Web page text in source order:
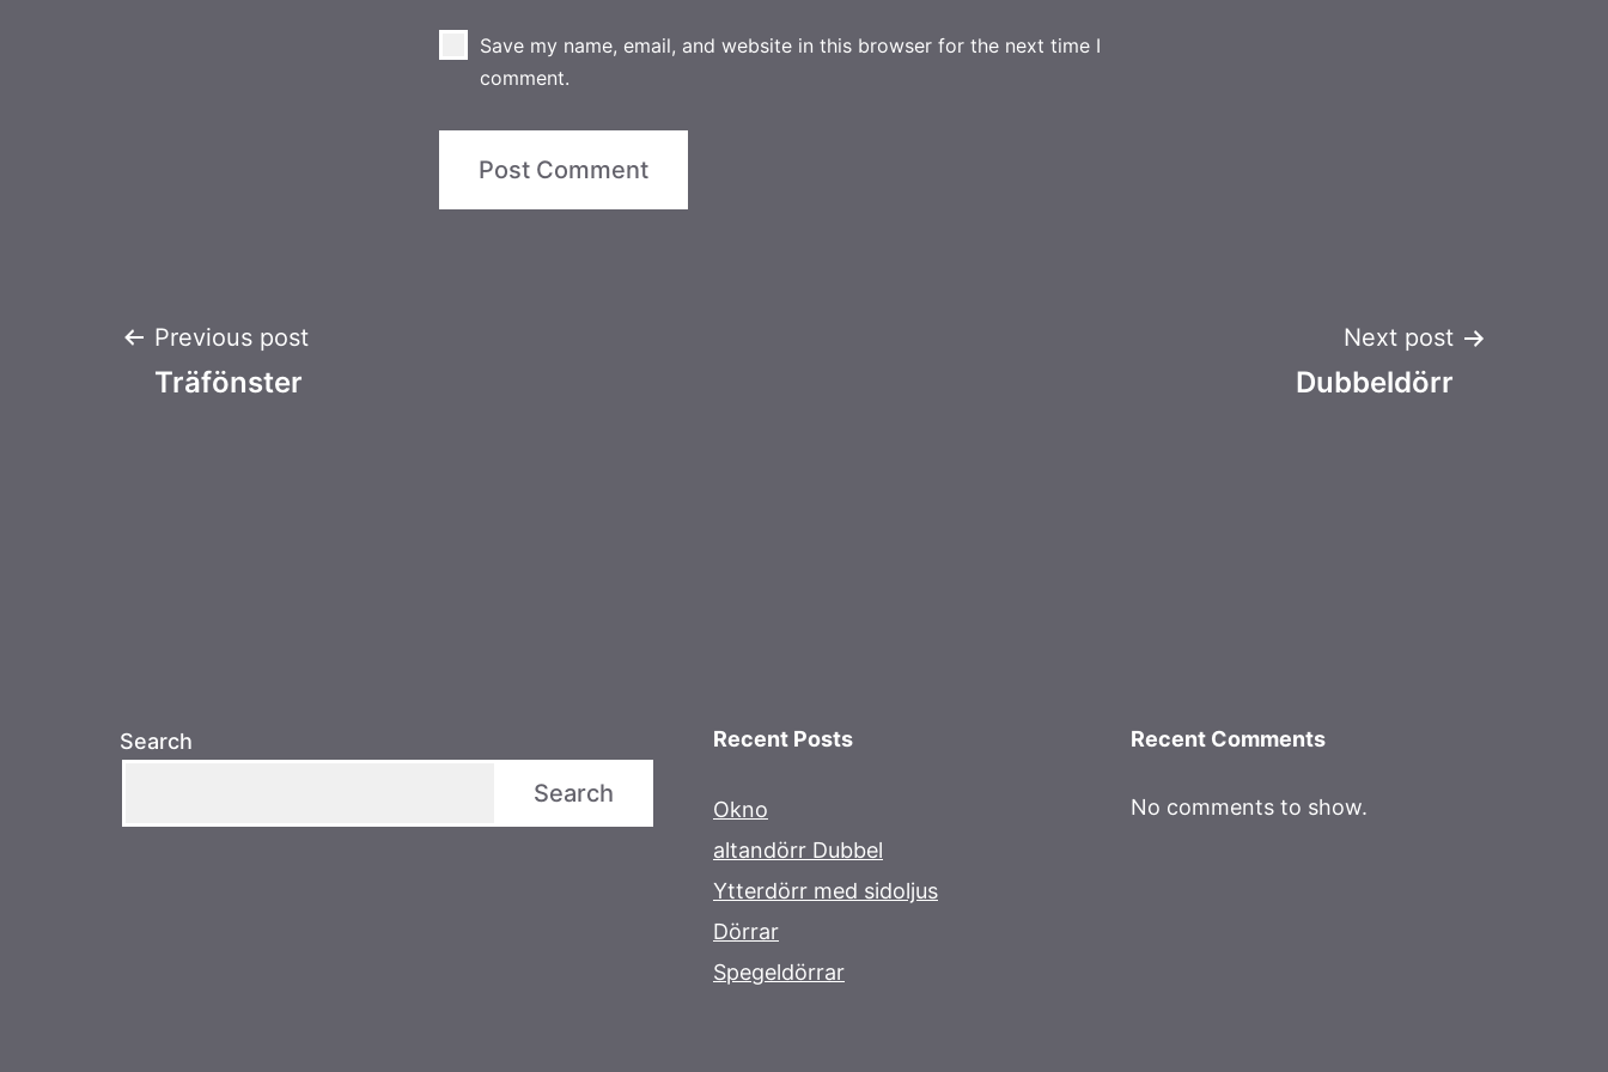
Save my name, email, and website in this browser for the next time I
comment.
Post
Previous post
Träfönster
Next post
Dubbeldörr
Search
Search
Recent Posts
Okno
altandörr Dubbel
Ytterdörr med sidoljus
Dörrar
Spegeldörrar
Recent Comments
No comments to show.